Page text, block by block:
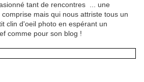
tant de rencontres ... une
mais qui nous attriste tous un
clin d'oeil photo en espérant un
comme pour son blog !